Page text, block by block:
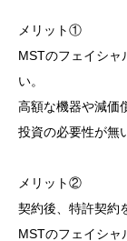
メリット①
MSTのフェイシャ
い。
高額な機器や減価
投資の必要性が無
メリット②
契約後、特許契約
MSTのフェイシャ